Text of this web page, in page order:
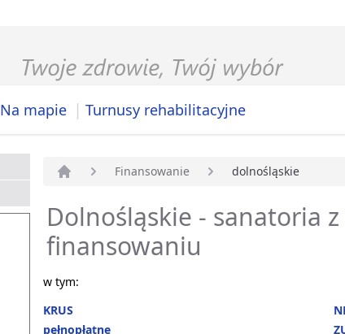
Na mapie | Turnusy rehabilitacyjne
Finansowanie dolnośląskie
Dolnośląskie - sanatoria
finansowaniu
w tym:
KRUS
pełnopłatne